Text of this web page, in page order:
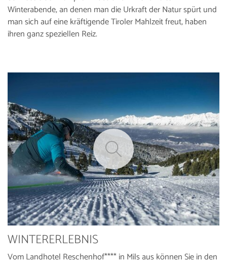
Winterabende, an denen man die Urkraft der Natur spürt und
man sich auf eine kräftigende Tiroler Mahlzeit freut, haben
ihren ganz speziellen Reiz.
WINTERERLEBNIS
Vom Landhotel Reschenhof**** in Mils aus können Sie in den